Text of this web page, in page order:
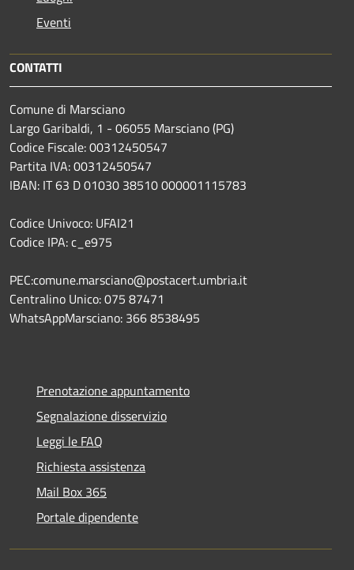
Eventi
CONTATTI
Comune di Marsciano
Largo Garibaldi, 1 - 06055 Marsciano (PG)
Codice Fiscale: 00312450547
Partita IVA: 00312450547
IBAN: IT 63 D 01030 38510 000001115783
Codice Univoco: UFAI21
Codice IPA: c_e975
PEC:comune.marsciano@postacert.umbria.it
Centralino Unico: 075 87471
WhatsAppMarsciano: 366 8538495
Prenotazione appuntamento
Segnalazione disservizio
Leggi le FAQ
Richiesta assistenza
Mail Box 365
Portale dipendente